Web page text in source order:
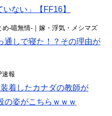
ない」【FF16】
-噫無情-｜嫁・浮気・メシマズ
通しで寝た！？その理由が
速報
着したカナダの教師が
の姿がこちらｗｗｗ